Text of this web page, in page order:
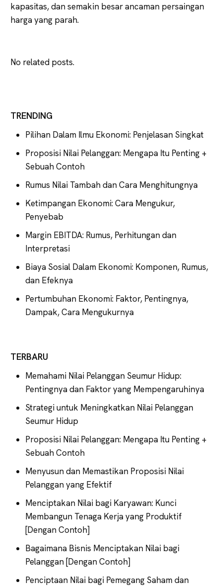
kapasitas, dan semakin besar ancaman persaingan
harga yang parah.
No related posts.
TRENDING
Pilihan Dalam Ilmu Ekonomi: Penjelasan Singkat
Proposisi Nilai Pelanggan: Mengapa Itu Penting +
Sebuah Contoh
Rumus Nilai Tambah dan Cara Menghitungnya
Ketimpangan Ekonomi: Cara Mengukur,
Penyebab
Margin EBITDA: Rumus, Perhitungan dan
Interpretasi
Biaya Sosial Dalam Ekonomi: Komponen, Rumus,
dan Efeknya
Pertumbuhan Ekonomi: Faktor, Pentingnya,
Dampak, Cara Mengukurnya
TERBARU
Memahami Nilai Pelanggan Seumur Hidup:
Pentingnya dan Faktor yang Mempengaruhinya
Strategi untuk Meningkatkan Nilai Pelanggan
Seumur Hidup
Proposisi Nilai Pelanggan: Mengapa Itu Penting +
Sebuah Contoh
Menyusun dan Memastikan Proposisi Nilai
Pelanggan yang Efektif
Menciptakan Nilai bagi Karyawan: Kunci
Membangun Tenaga Kerja yang Produktif
[Dengan Contoh]
Bagaimana Bisnis Menciptakan Nilai bagi
Pelanggan [Dengan Contoh]
Penciptaan Nilai bagi Pemegang Saham dan